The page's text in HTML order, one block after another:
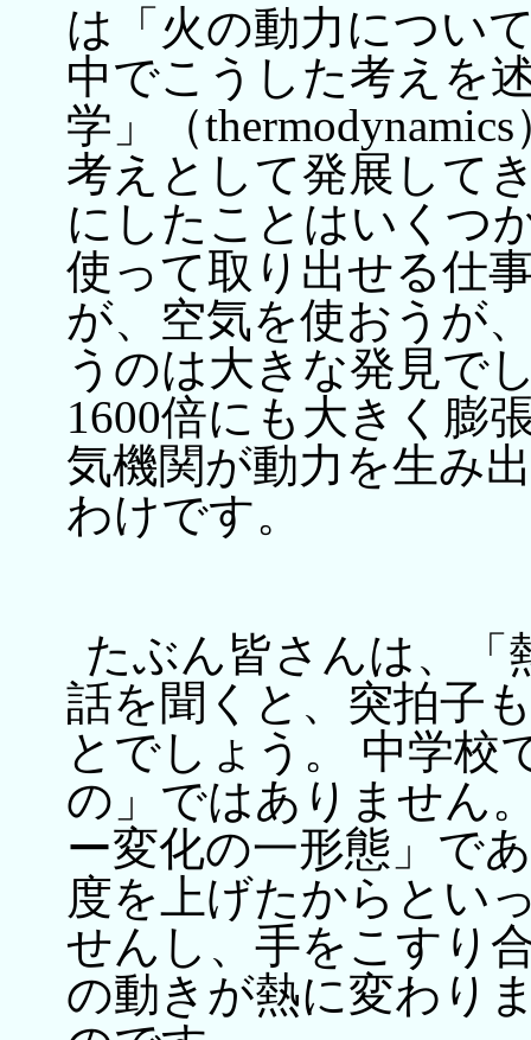
は「火の動力につい
中でこうした考えを
学」（
考えとして発展して
にしたことはいくつ
使って取り出せる仕
が、空気を使おうが
うのは大きな発見で
1600倍にも大きく膨
気機関が動力を生み
わけです。
たぶん皆さんは、「
話を聞くと、突拍子
とでしょう。 中学校
の」ではありません
ー変化の一形態」で
度を上げたからとい
せんし、手をこすり
の動きが熱に変わり